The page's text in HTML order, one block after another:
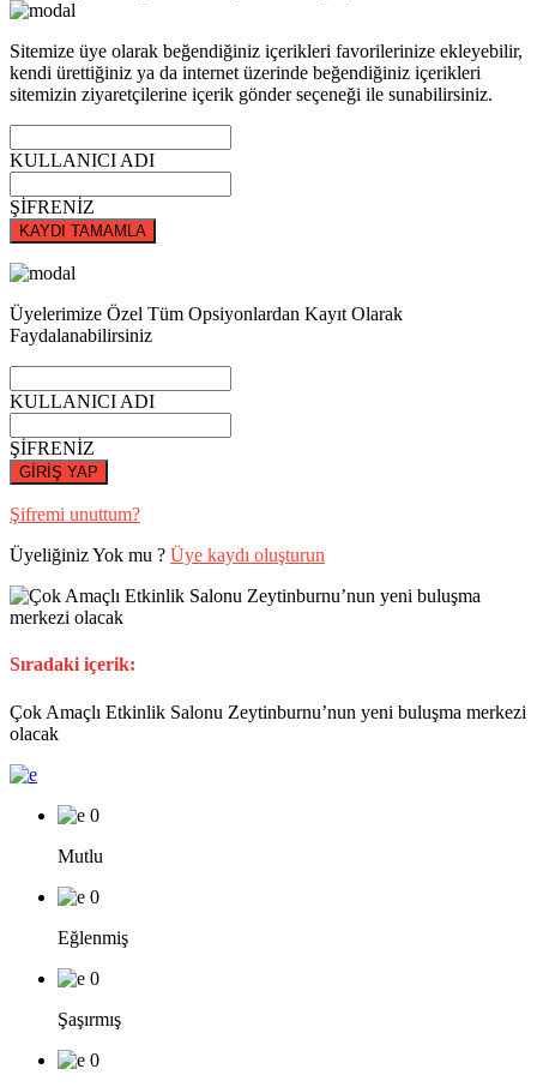
Sitemize üye olarak beğendiğiniz içerikleri favorilerinize ekleyebilir,
kendi ürettiğiniz ya da internet üzerinde beğendiğiniz içerikleri
sitemizin ziyaretçilerine içerik gönder seçeneği ile sunabilirsiniz.
KULLANICI ADI
ŞİFRENİZ
KAYDI TAMAMLA
Üyelerimize Özel Tüm Opsiyonlardan Kayıt Olarak
Faydalanabilirsiniz
KULLANICI ADI
ŞİFRENİZ
GİRİŞ YAP
Şifremi unuttum?
Üyeliğiniz Yok mu ? Üye kaydı oluşturun
Sıradaki içerik:
Çok Amaçlı Etkinlik Salonu Zeytinburnu’nun yeni buluşma merkezi
olacak
0
Mutlu
0
Eğlenmiş
0
Şaşırmış
0